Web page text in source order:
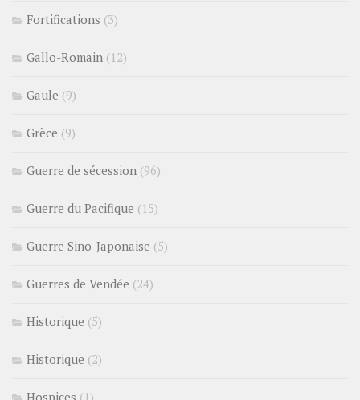
Fortifications (3)
Gallo-Romain (12)
Gaule (9)
Grèce (9)
Guerre de sécession (96)
Guerre du Pacifique (15)
Guerre Sino-Japonaise (5)
Guerres de Vendée (24)
Historique (5)
Historique (2)